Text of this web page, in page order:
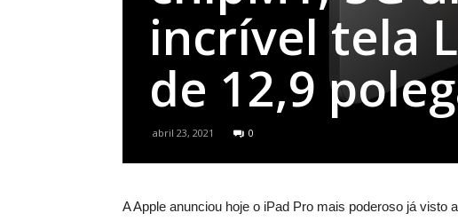
incrível tela
de 12,9
abril 23, 2021 0
A Apple anunciou hoje o iPad Pro mais poderoso já visto